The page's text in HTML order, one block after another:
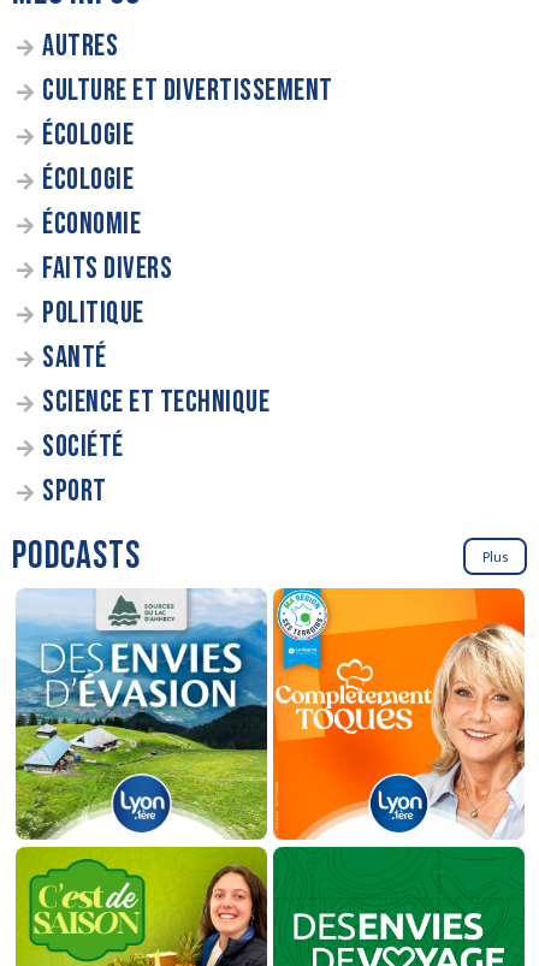
AUTRES
CULTURE ET DIVERTISSEMENT
ÉCOLOGIE
ÉCOLOGIE
ÉCONOMIE
FAITS DIVERS
POLITIQUE
SANTÉ
SCIENCE ET TECHNIQUE
SOCIÉTÉ
SPORT
PODCASTS Plus